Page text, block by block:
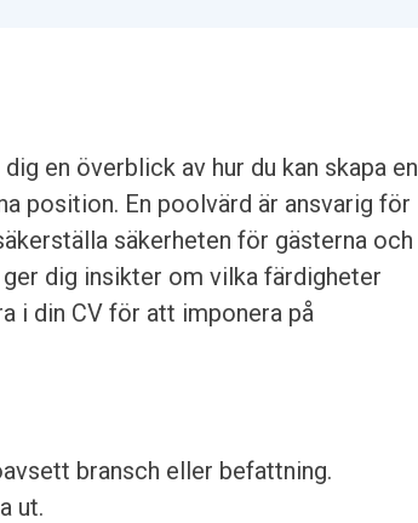
en överblick av hur du kan skapa en
position. En poolvärd är ansvarig för
säkerheten för gästerna och
dig insikter om vilka färdigheter
i din CV för att imponera på
bransch eller befattning.
ut.